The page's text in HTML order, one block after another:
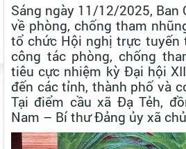
Sáng ngày 11/12/2025, Ban
về phòng, chống tham
tổ chức Hội nghị trực tuyến
công tác phòng, chống
tiêu cực nhiệm kỳ Đại hội
đến các tỉnh, thành phố và
Tại điểm cầu xã Đạ Tẻh,
Nam – Bí thư Đảng ủy xã